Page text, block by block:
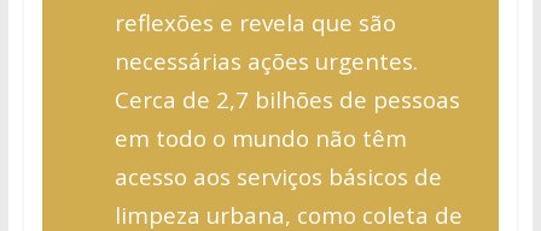
reflexões e revela que são
necessárias ações urgentes.
Cerca de 2,7 bilhões de pessoas
em todo o mundo não têm
acesso aos serviços básicos de
limpeza urbana, como coleta de